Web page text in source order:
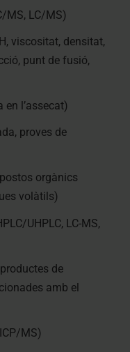
MS, LC/MS)
viscositat, densitat,
punt de fusió,
en l’assecat)
proves de
orgànics
volàtils)
UHPLC, LC-MS,
de
amb el
MS)